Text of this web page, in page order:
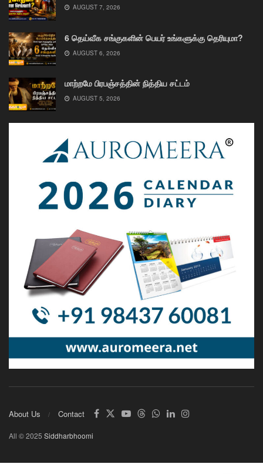
AUGUST 7, 2026
6 தெய்வீக சங்குகளின் பெயர் உங்களுக்கு தெரியுமா?
AUGUST 6, 2026
மாற்றமே பிரபஞ்சத்தின் நித்திய சட்டம்
AUGUST 5, 2026
About Us Contact
All © 2025 Siddharbhoomi